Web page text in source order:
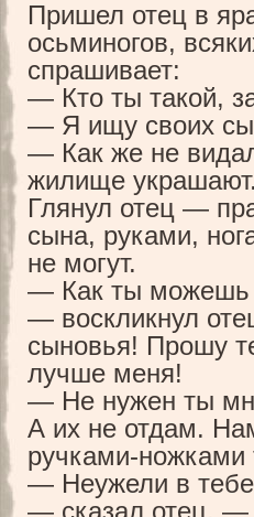
Пришел отец в
осьминогов,
спрашивает:
— Кто ты такой,
— Я ищу своих
— Как же не
жилище украшают.
Глянул отец —
сына, руками,
не могут.
— Как ты можешь
— воскликнул
сыновья! Прошу
лучше меня!
— Не нужен ты
А их не отдам.
ручками-ножками
— Неужели в тебе